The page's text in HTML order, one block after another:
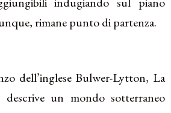
rimane punto di partenza.
dell’inglese Bulwer-Lytton, La
descrive un mondo sotterraneo